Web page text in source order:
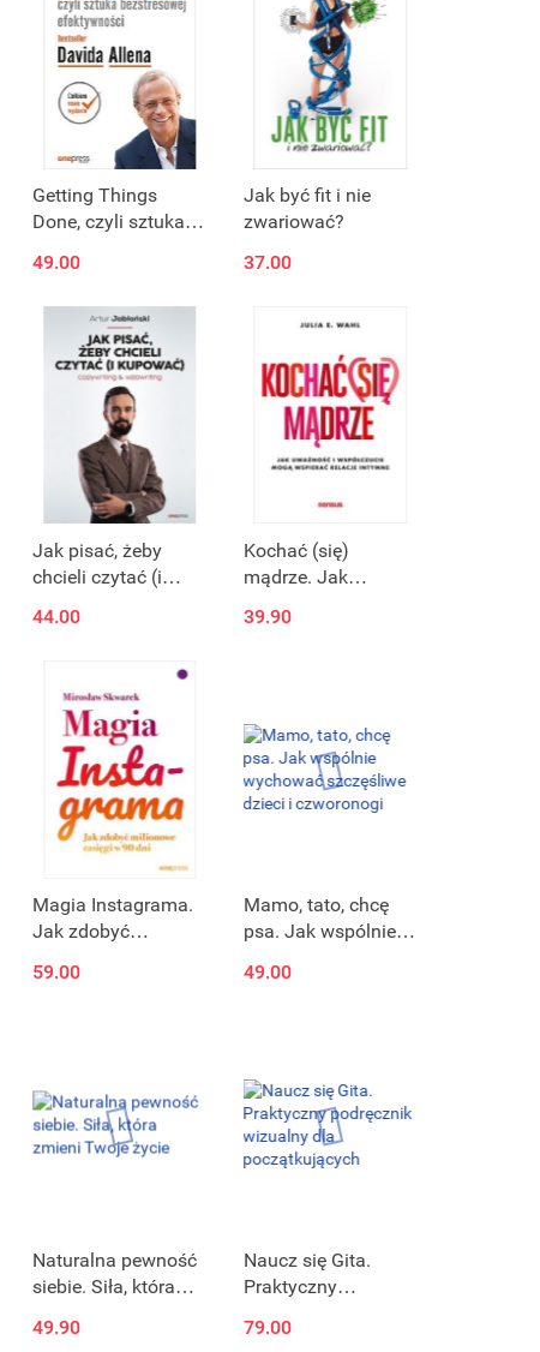
Getting Things
Done, czyli sztuka
efektywności.
Wydanie II
49.00
Jak być fit i nie
zwariować?
37.00
Jak pisać, żeby
chcieli czytać (i
Copywriting &
44.00
Kochać (się)
mądrze. Jak
współczucie mogą
39.90
Magia Instagrama.
Jak zdobyć
90 dni
59.00
Mamo, tato, chcę
psa. Jak wspólnie
szczęśliwe dzieci i
49.00
Naturalna pewność
siebie. Siła, która
49.90
Naucz się Gita.
Praktyczny
dla początkujących
79.00